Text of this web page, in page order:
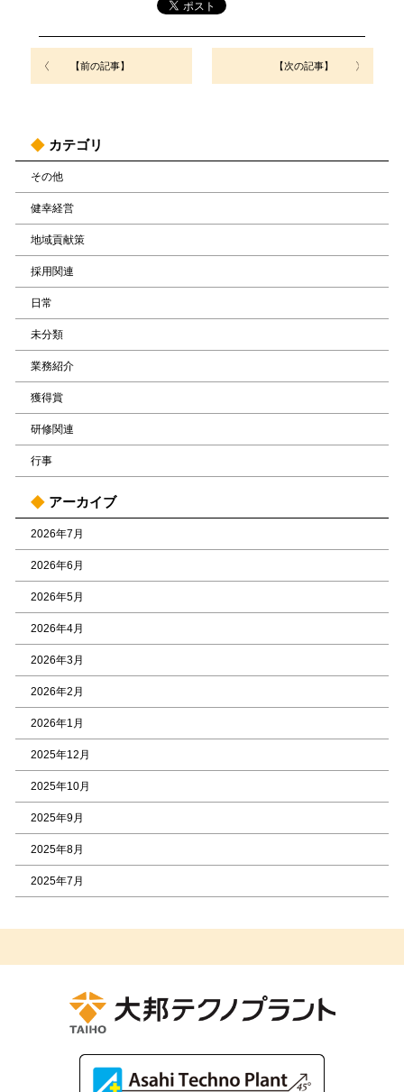
【前の記事】 【次の記事】
カテゴリ
その他
健幸経営
地域貢献策
採用関連
日常
未分類
業務紹介
獲得賞
研修関連
行事
アーカイブ
2026年7月
2026年6月
2026年5月
2026年4月
2026年3月
2026年2月
2026年1月
2025年12月
2025年10月
2025年9月
2025年8月
2025年7月